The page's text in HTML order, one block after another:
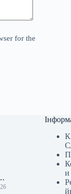
for the
и